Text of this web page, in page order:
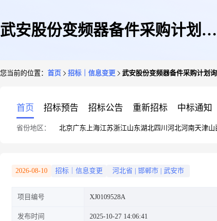
武安股份变频器备件采购计划询
您当前的位置： 首页 招标｜信息变更 武安股份变频器备件采购计划
首页 招标预告 招标公告 重新招标 中标通知
省份地区： 北京广东 上海江苏浙江山东湖北四川 河北河南天津山
2026-08-10 招标｜信息变更 河北省 邯郸市 武安市
项目编号 XJ0109528A
发布时间 2025-10-27 14:06:41